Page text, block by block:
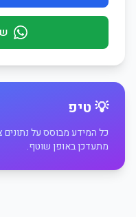
💡 טיפ
כל המידע מבוסס על
מתעדכן באופן שוטף.